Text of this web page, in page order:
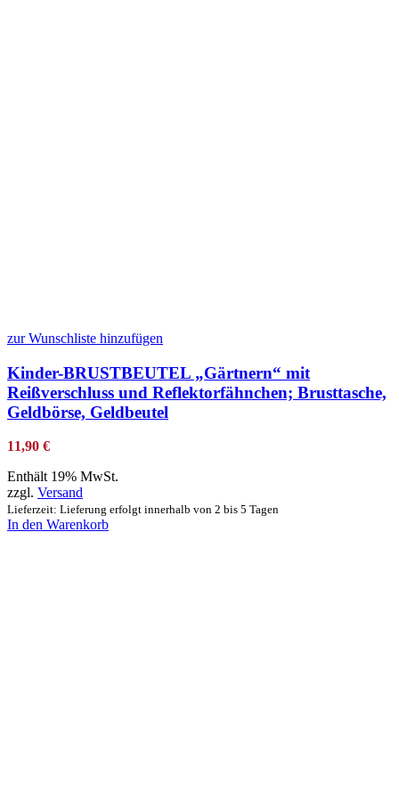
zur Wunschliste hinzufügen
Kinder-BRUSTBEUTEL „Gärtnern“ mit
Reißverschluss und Reflektorfähnchen; Brusttasche,
Geldbörse, Geldbeutel
11,90 €
Enthält 19% MwSt.
zzgl. Versand
Lieferzeit: Lieferung erfolgt innerhalb von 2 bis 5 Tagen
In den Warenkorb